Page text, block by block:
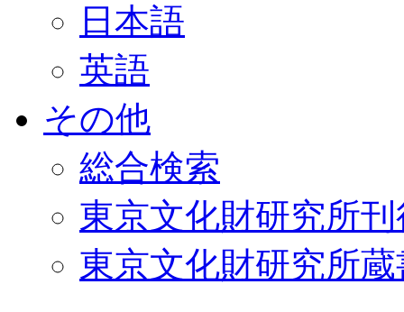
日本語
英語
その他
総合検索
東京文化財研究所
東京文化財研究所